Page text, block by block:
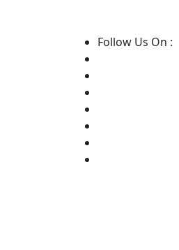
Follow Us On :